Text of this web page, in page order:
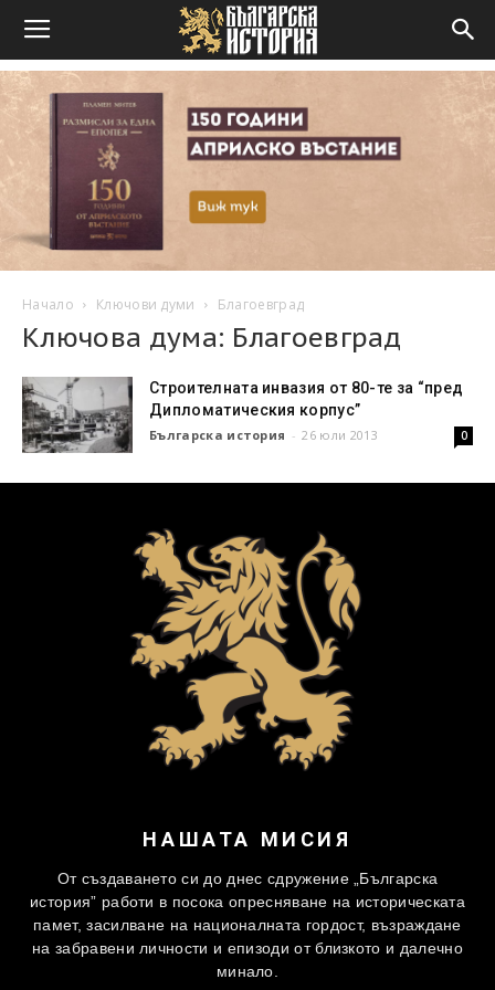
Начало Ключови думи Благоевград
Ключова дума: Благоевград
Строителната инвазия от 80-те за “пред
Дипломатическия корпус”
Българска история - 26 юли 2013 0
НАШАТА МИСИЯ
От създаването си до днес сдружение „Българска
история” работи в посока опресняване на историческата
памет, засилване на националната гордост, възраждане
на забравени личности и епизоди от близкото и далечно
минало.